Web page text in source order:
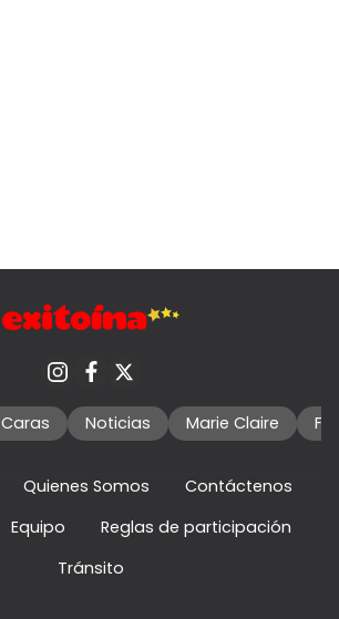
Caras Noticias Marie Claire
Quienes Somos
Contáctenos
Equipo
Reglas de participación
Tránsito